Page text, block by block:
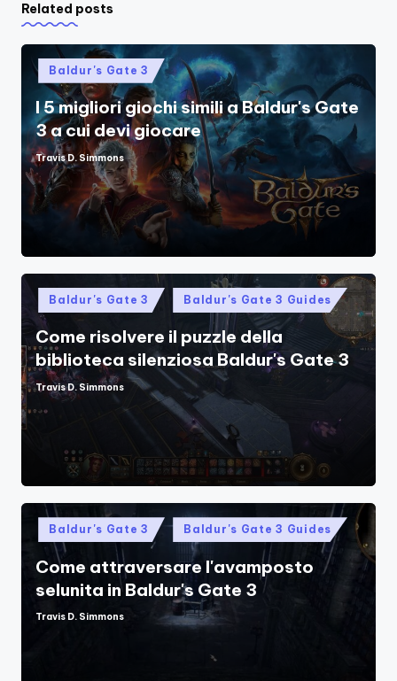
Related posts
Posted
in
Baldur's Gate 3
I 5 migliori giochi simili a Baldur's Gate
3 a cui devi giocare
Posted
by
Travis D. Simmons
Posted
in
Baldur's Gate 3 Baldur's Gate 3 Guides
Come risolvere il puzzle della
biblioteca silenziosa Baldur's Gate 3
Posted
Travis D. Simmons
Posted
in
Baldur's Gate 3 Baldur's Gate 3 Guides
Come attraversare l'avamposto
selunita in Baldur's Gate 3
Posted
Travis D. Simmons